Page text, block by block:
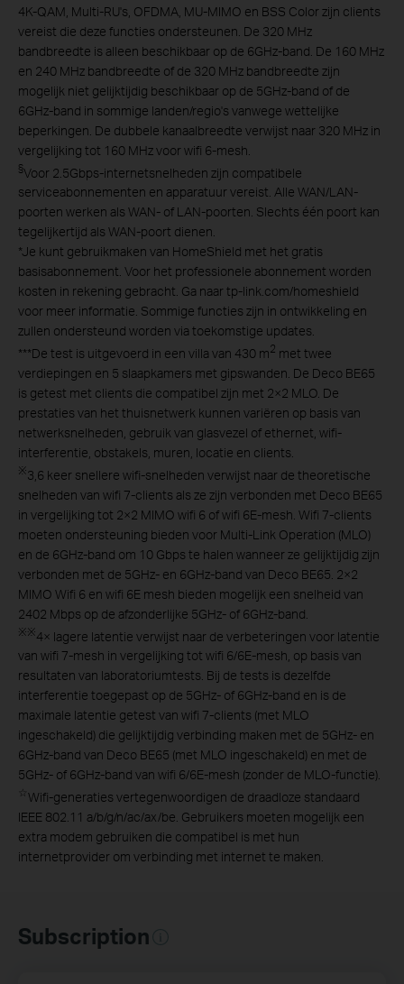
4K-QAM, Multi-RU's, OFDMA, MU-MIMO en BSS Color zijn clients
vereist die deze functies ondersteunen. De 320 MHz
bandbreedte is alleen beschikbaar op de 6GHz-band. De 160 MHz
en 240 MHz bandbreedte of de 320 MHz bandbreedte zijn
mogelijk niet gelijktijdig beschikbaar op de 5GHz-band of de
6GHz-band in sommige landen/regio's vanwege wettelijke
beperkingen. De dubbele kanaalbreedte verwijst naar 320 MHz in
vergelijking tot 160 MHz voor wifi 6-mesh.
§Voor 2.5Gbps-internetsnelheden zijn compatibele
serviceabonnementen en apparatuur vereist. Alle WAN/LAN-
poorten werken als WAN- of LAN-poorten. Slechts één poort kan
tegelijkertijd als WAN-poort dienen.
*Je kunt gebruikmaken van HomeShield met het gratis
basisabonnement. Voor het professionele abonnement worden
kosten in rekening gebracht. Ga naar tp-link.com/homeshield
voor meer informatie. Sommige functies zijn in ontwikkeling en
zullen ondersteund worden via toekomstige updates.
***De test is uitgevoerd in een villa van 430 m2 met twee
verdiepingen en 5 slaapkamers met gipswanden. De Deco BE65
is getest met clients die compatibel zijn met 2×2 MLO. De
prestaties van het thuisnetwerk kunnen variëren op basis van
netwerksnelheden, gebruik van glasvezel of ethernet, wifi-
interferentie, obstakels, muren, locatie en clients.
※3,6 keer snellere wifi-snelheden verwijst naar de theoretische
snelheden van wifi 7-clients als ze zijn verbonden met Deco BE65
in vergelijking tot 2×2 MIMO wifi 6 of wifi 6E-mesh. Wifi 7-clients
moeten ondersteuning bieden voor Multi-Link Operation (MLO)
en de 6GHz-band om 10 Gbps te halen wanneer ze gelijktijdig zijn
verbonden met de 5GHz- en 6GHz-band van Deco BE65. 2×2
MIMO Wifi 6 en wifi 6E mesh bieden mogelijk een snelheid van
2402 Mbps op de afzonderlijke 5GHz- of 6GHz-band.
※※4× lagere latentie verwijst naar de verbeteringen voor latentie
van wifi 7-mesh in vergelijking tot wifi 6/6E-mesh, op basis van
resultaten van laboratoriumtests. Bij de tests is dezelfde
interferentie toegepast op de 5GHz- of 6GHz-band en is de
maximale latentie getest van wifi 7-clients (met MLO
ingeschakeld) die gelijktijdig verbinding maken met de 5GHz- en
6GHz-band van Deco BE65 (met MLO ingeschakeld) en met de
5GHz- of 6GHz-band van wifi 6/6E-mesh (zonder de MLO-functie).
☆ Wifi-generaties vertegenwoordigen de draadloze standaard
IEEE 802.11 a/b/g/n/ac/ax/be. Gebruikers moeten mogelijk een
extra modem gebruiken die compatibel is met hun
internetprovider om verbinding met internet te maken.
Subscription